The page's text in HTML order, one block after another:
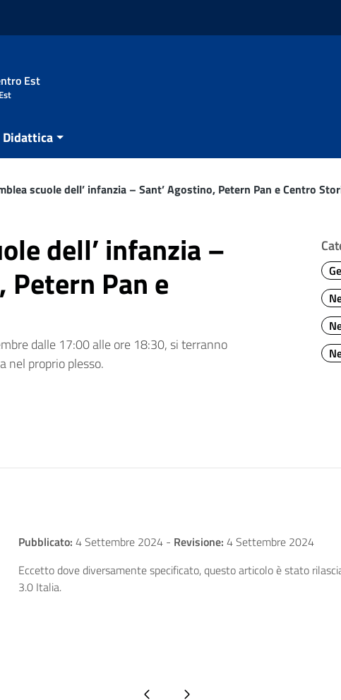
Est
Didattica
scuole dell’ infanzia – Sant’ Agostino, Petern Pan e Centro
dell’ infanzia –
Petern Pan e
dalle 17:00 alle ore 18:30, si terranno
nel proprio plesso.
Pubblicato: 4 Settembre 2024 - Revisione: 4 Settembre 2024
Eccetto dove diversamente specificato, questo articolo è stato
3.0 Italia.
Pagina precedentePagina successiva